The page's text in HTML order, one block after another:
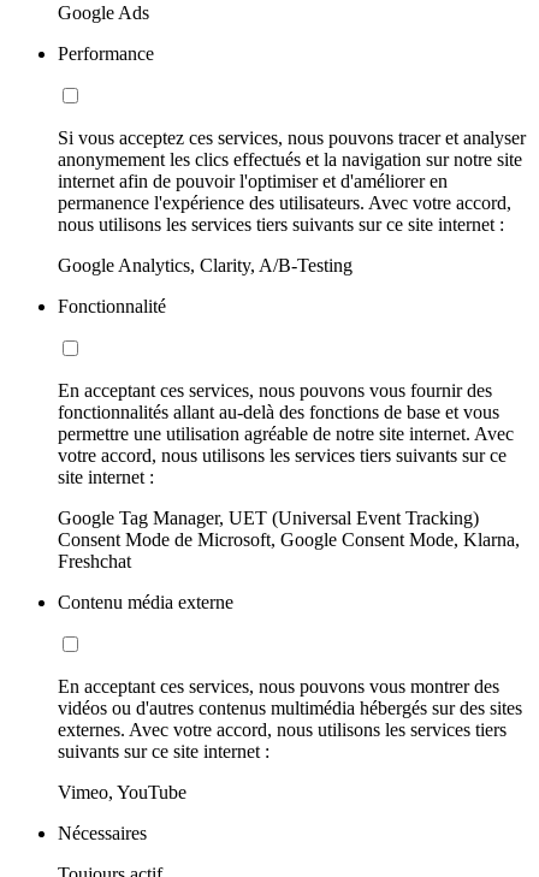
Google Ads
Performance
Si vous acceptez ces services, nous pouvons tracer et analyser
anonymement les clics effectués et la navigation sur notre site
internet afin de pouvoir l'optimiser et d'améliorer en
permanence l'expérience des utilisateurs. Avec votre accord,
nous utilisons les services tiers suivants sur ce site internet :
Google Analytics, Clarity, A/B-Testing
Fonctionnalité
En acceptant ces services, nous pouvons vous fournir des
fonctionnalités allant au-delà des fonctions de base et vous
permettre une utilisation agréable de notre site internet. Avec
votre accord, nous utilisons les services tiers suivants sur ce
site internet :
Google Tag Manager, UET (Universal Event Tracking)
Consent Mode de Microsoft, Google Consent Mode, Klarna,
Freshchat
Contenu média externe
En acceptant ces services, nous pouvons vous montrer des
vidéos ou d'autres contenus multimédia hébergés sur des sites
externes. Avec votre accord, nous utilisons les services tiers
suivants sur ce site internet :
Vimeo, YouTube
Nécessaires